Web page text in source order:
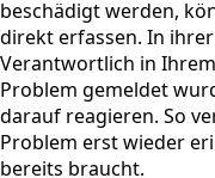
beschädigt werden,
direkt erfassen. In
Verantwortlich in
Problem gemeldet
darauf reagieren. So
Problem erst wieder
bereits braucht.